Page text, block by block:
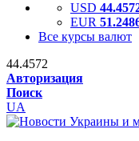
USD
EUR
Все курсы валют
44.4572
Авторизация
Поиск
UA